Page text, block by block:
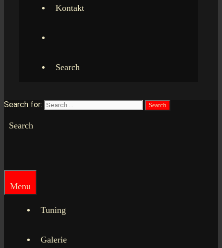
Kontakt
Search
Search for:
Search
Menu
Tuning
Galerie